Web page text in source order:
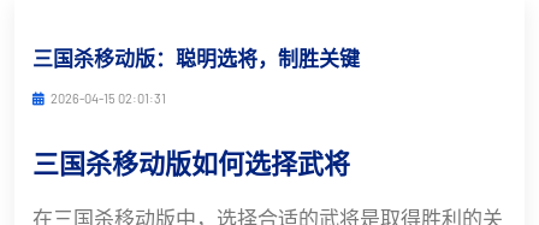
三国杀移动版：聪明选将，制胜关键
2026-04-15 02:01:31
三国杀移动版如何选择武将
在三国杀移动版中，选择合适的武将是取得胜利的关